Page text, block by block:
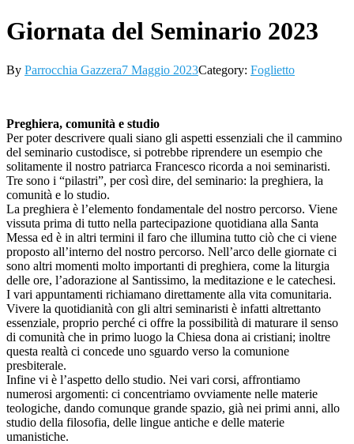
Giornata del Seminario 2023
By Parrocchia Gazzera7 Maggio 2023Category: Foglietto
Preghiera, comunità e studio
Per poter descrivere quali siano gli aspetti essenziali che il cammino
del seminario custodisce, si potrebbe riprendere un esempio che
solitamente il nostro patriarca Francesco ricorda a noi seminaristi.
Tre sono i “pilastri”, per così dire, del seminario: la preghiera, la
comunità e lo studio.
La preghiera è l’elemento fondamentale del nostro percorso. Viene
vissuta prima di tutto nella partecipazione quotidiana alla Santa
Messa ed è in altri termini il faro che illumina tutto ciò che ci viene
proposto all’interno del nostro percorso. Nell’arco delle giornate ci
sono altri momenti molto importanti di preghiera, come la liturgia
delle ore, l’adorazione al Santissimo, la meditazione e le catechesi.
I vari appuntamenti richiamano direttamente alla vita comunitaria.
Vivere la quotidianità con gli altri seminaristi è infatti altrettanto
essenziale, proprio perché ci offre la possibilità di maturare il senso
di comunità che in primo luogo la Chiesa dona ai cristiani; inoltre
questa realtà ci concede uno sguardo verso la comunione
presbiterale.
Infine vi è l’aspetto dello studio. Nei vari corsi, affrontiamo
numerosi argomenti: ci concentriamo ovviamente nelle materie
teologiche, dando comunque grande spazio, già nei primi anni, allo
studio della filosofia, delle lingue antiche e delle materie
umanistiche.